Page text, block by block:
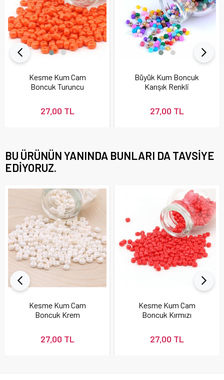
Kesme Kum Cam
Boncuk Turuncu
27,00 TL
Büyük Kum Boncuk
Karışık Renkli
27,00 TL
BU ÜRÜNÜN YANINDA BUNLARI DA TAVSIYE
EDIYORUZ.
Kesme Kum Cam
Boncuk Krem
27,00 TL
Kesme Kum Cam
Boncuk Kırmızı
27,00 TL